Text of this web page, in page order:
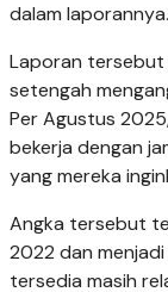
dalam laporannya.
Laporan tersebut
setengah
Per Agustus
bekerja dengan
yang mereka
Angka tersebut
2022 dan
tersedia masih